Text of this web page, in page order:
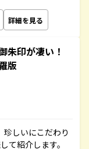
詳細を見る
朱印が凄い！
版
珍しいにこだわり
て紹介します。